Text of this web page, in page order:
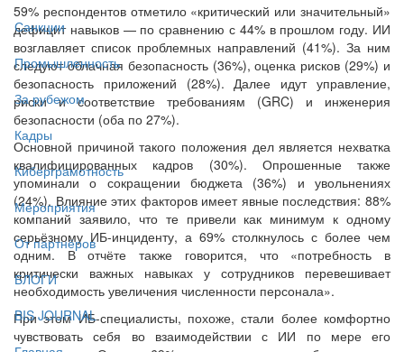
Санкции
Промышленность
За рубежом
Кадры
Киберграмотность
Мероприятия
От партнёров
БЛОГИ
BIS JOURNAL
59% респондентов отметило «критический или значительный»
дефицит навыков — по сравнению с 44% в прошлом году. ИИ
возглавляет список проблемных направлений (41%). За ним
следуют облачная безопасность (36%), оценка рисков (29%) и
безопасность приложений (28%). Далее идут управление,
риски и соответствие требованиям (GRC) и инженерия
безопасности (оба по 27%).
Основной причиной такого положения дел является нехватка
квалифицированных кадров (30%). Опрошенные также
упоминали о сокращении бюджета (36%) и увольнениях
(24%). Влияние этих факторов имеет явные последствия: 88%
компаний заявило, что те привели как минимум к одному
серьёзному ИБ-инциденту, а 69% столкнулось с более чем
одним. В отчёте также говорится, что «потребность в
критически важных навыках у сотрудников перевешивает
необходимость увеличения численности персонала».
При этом ИБ-специалисты, похоже, стали более комфортно
чувствовать себя во взаимодействии с ИИ по мере его